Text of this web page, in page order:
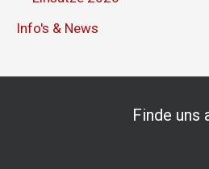
Info's & News
Finde uns